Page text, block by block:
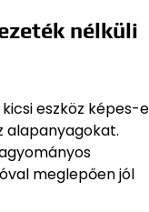
nélküli
eszköz képes-e
alapanyagokat.
meglepően jól